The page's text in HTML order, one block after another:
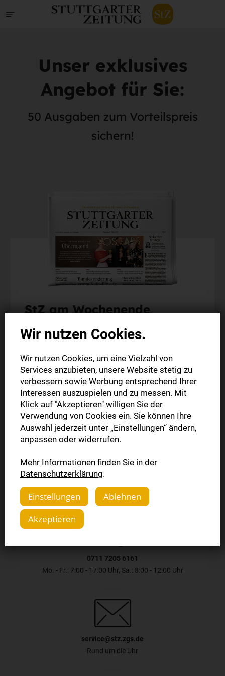
Unser exklusives
Angebot für Sie:
50 Ausgaben zum Vorteilspreis
sichern!
StZ am Wochenende
Am Wochenende (Fr. + Sa.) die gedruckte Ausgabe
Alles Wichtige aus Ihrer Region
Exklusiver Vorteilspreis
25 Wochen
75,00 €
0711 7205 6161
Mo. - Fr.: 7:00 - 17:00 Uhr, Sa.: 8:00 - 12:00 Uhr
service@stz.zgs.de
Rund um die Uhr
Wir nutzen Cookies.
Wir nutzen Cookies, um eine Vielzahl von
Services anzubieten, unsere Website stetig zu
verbessern sowie Werbung entsprechend Ihrer
Interessen auszuspielen und zu messen. Mit
Klick auf "Akzeptieren" willigen Sie der
Verwendung von Cookies ein. Sie können Ihre
Auswahl jederzeit unter „Einstellungen“ ändern,
anpassen oder widerrufen.
Mehr Informationen finden Sie in der
Datenschutzerklärung.
Einstellungen
Ablehnen
Akzeptieren